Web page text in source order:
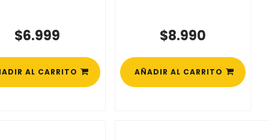
$6.999
AL CARRITO
$8.990
AÑADIR AL CARRITO